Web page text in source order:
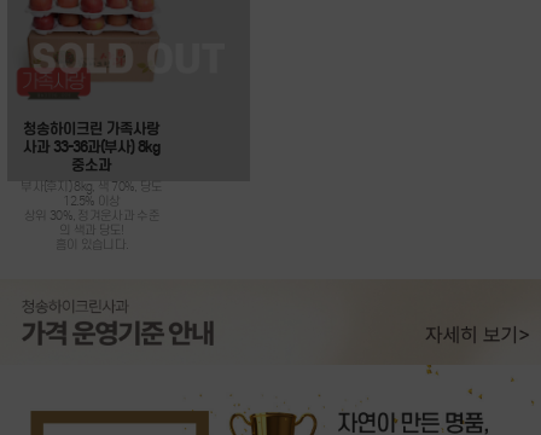
청송하이크린 가족사랑
사과 33-36과(부사) 8kg
중소과
부사(후지) 8kg, 색 70%, 당도
12.5% 이상
상위 30%, 정겨운사과 수준
의 색과 당도!
흠이 있습니다.